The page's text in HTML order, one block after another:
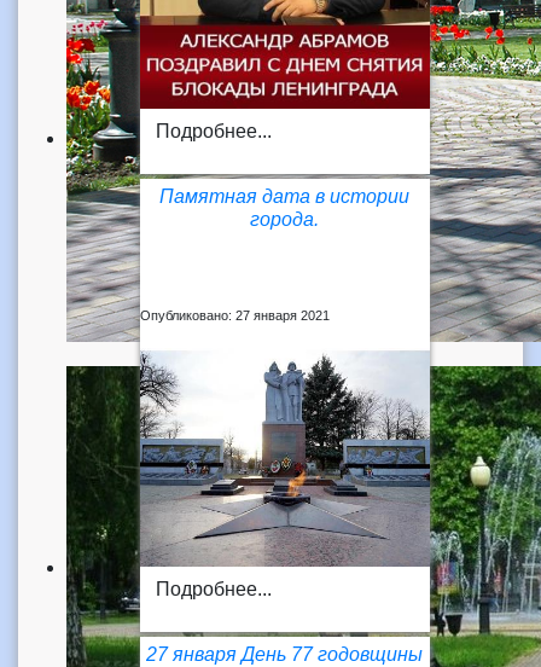
Подробнее...
Памятная дата в истории
города.
Опубликовано: 27 января 2021
Подробнее...
27 января День 77 годовщины